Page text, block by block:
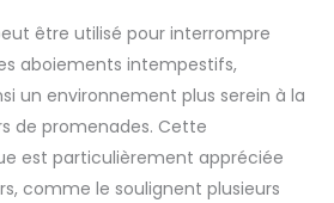
être utilisé pour interrompre
aboiements intempestifs,
un environnement plus serein à la
de promenades. Cette
est particulièrement appréciée
comme le soulignent plusieurs